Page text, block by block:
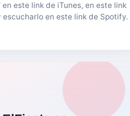
este link de iTunes, en este link
escucharlo en este link de Spotify.